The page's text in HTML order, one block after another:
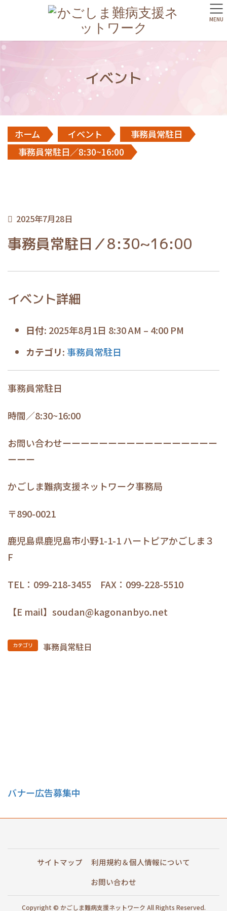
イベント
ホーム イベント
事務員常駐日
事務員常駐日／8:30~16:00
2025年7月28日
事務員常駐日／8:30~16:00
イベント詳細
日付: 2025年8月1日 8:30 AM – 4:00 PM
カテゴリ:事務員常駐日
事務員常駐日
時間／8:30~16:00
お問い合わせーーーーーーーーーーーーーーーーー
ーーー
かごしま難病支援ネットワーク事務局
〒890-0021
鹿児島県鹿児島市小野1-1-1 ハートピアかごしま３
F
TEL：099-218-3455 FAX：099-228-5510
【E mail】soudan@kagonanbyo.net
カテゴリ 事務員常駐日
バナー広告募集中
サイトマップ
利用規約＆個人情報について
お問い合わせ
Copyright © かごしま難病支援ネットワーク All Rights Reserved.
MENU